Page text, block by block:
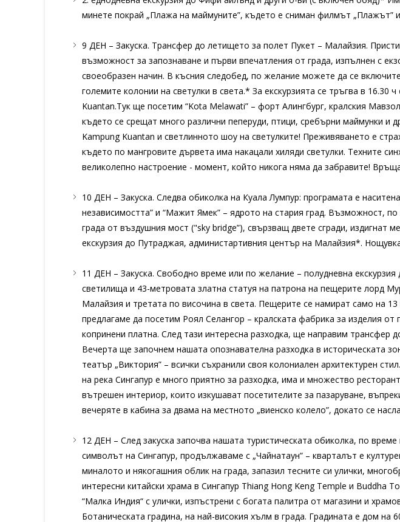
минете покрай „Плажа на маймуните”, където е сниман филмът
9 ДЕН – Закуска. Трансфер до летището за полет Пукет – Малайзия.
възможност за запознаване и първи впечатления от града, изпълнен с
своеобразен начин. В късния следобед, по желание можете да се
големите колонии на светулки в света.* За екскурзията се тръгва в
Kuantan.Тук ще посетим “Kota Melawati” – форт Алингбург, кралския
където се срещат много различни пеперуди, птици, сребърни маймунки
Kampung Kuantan и светлинното шоу на светулките! Преживяването е
където по мангровите дървета има накацали хиляди светулки. Техните
великолепно настроение - момент, който никога няма да забравите!
10 ДЕН – Закуска. Следва обиколка на Куала Лумпур: програмата е
независимостта” и “Мажит Ямек” – ядрото на стария град. Възможност,
града от въздушния мост ("sky bridge”), свързващ двете сгради,
екскурзия до Путраджая, администартивния център на Малайзия*.
11 ДЕН – Закуска. Свободно време или по желание – полудневна
светилища и 43-метровата златна статуя на патрона на пещерите лорд
Малайзия и третата по височина в света. Пещерите се намират само на
предлагаме да посетим Роял Селангор – кралската фабрика за изделия
копринени платна. След тази интересна разходка, ще направим
Вечерта ще започнем нашата опознавателна разходка в историческата
театър „Виктория” – всички съхранили своя колониален архитектурен
на река Сингапур е много приятно за разходка, има и множество
вътрешен интериор, които изкушават посетителите за пазаруване,
вечеряте в кабина за двама на местното „виенско колело”, докато се
12 ДЕН – След закуска започва нашата туристическата обиколка, по
символът на Сингапур, продължаваме с „Чайнатаун” – кварталът е
миналото и някогашния облик на града, запазил тесните си улички,
интересни китайски храма в Сингапур Thiang Hong Keng Temple и
“Малка Индия“ с улички, изпъстрени с богата палитра от магазини и
Ботаническата градина, на най-високия хълм в града. Градината е дом на